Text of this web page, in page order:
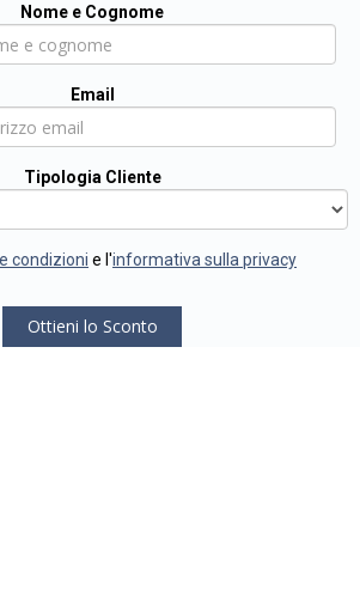
Nome e Cognome
Email
Tipologia Cliente
condizioni e l'informativa sulla privacy
Ottieni lo Sconto